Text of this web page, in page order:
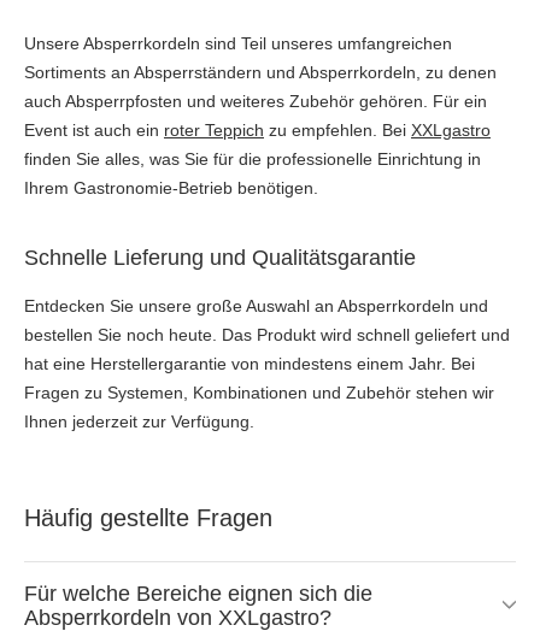
Unsere Absperrkordeln sind Teil unseres umfangreichen
Sortiments an Absperrständern und Absperrkordeln, zu denen
auch Absperrpfosten und weiteres Zubehör gehören. Für ein
Event ist auch ein roter Teppich zu empfehlen. Bei XXLgastro
finden Sie alles, was Sie für die professionelle Einrichtung in
Ihrem Gastronomie-Betrieb benötigen.
Schnelle Lieferung und Qualitätsgarantie
Entdecken Sie unsere große Auswahl an Absperrkordeln und
bestellen Sie noch heute. Das Produkt wird schnell geliefert und
hat eine Herstellergarantie von mindestens einem Jahr. Bei
Fragen zu Systemen, Kombinationen und Zubehör stehen wir
Ihnen jederzeit zur Verfügung.
Häufig gestellte Fragen
Für welche Bereiche eignen sich die
Absperrkordeln von XXLgastro?